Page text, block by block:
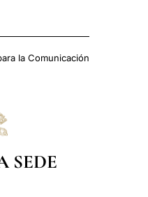
la Comunicación
SEDE